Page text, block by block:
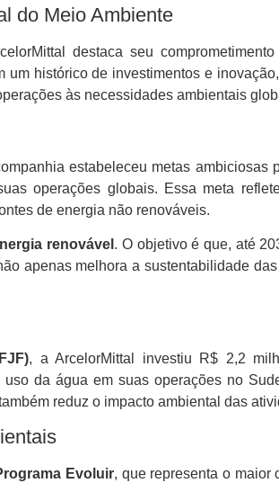
do Meio Ambiente
destaca seu
um histórico de investimentos e
às necessidades ambientais
estabeleceu metas ambiciosas
operações globais. Essa meta
de energia não renováveis.
renovável . O objetivo é que, até
apenas melhora a sustentabilidade
, a ArcelorMittal investiu R$ 2,2
uso da água em suas operações no
reduz o impacto ambiental das
Evoluir, que representa o maior